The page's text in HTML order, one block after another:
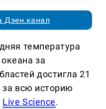
Дзен.канал
температура
за
достигла 21
за всю историю
Live Science.